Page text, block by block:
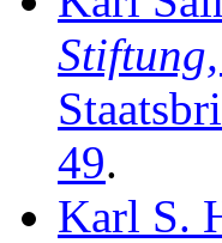
49.
Karl S.